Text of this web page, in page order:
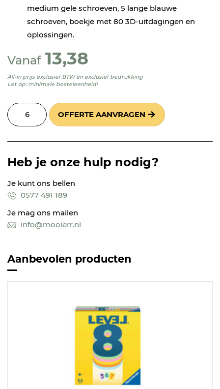
medium gele schroeven, 5 lange blauwe
schroeven, boekje met 80 3D-uitdagingen en
oplossingen.
Vanaf 13,38
All-in prijs exclusief BTW en exclusief bedrukking
Let op: minimale besteleenheid!
OFFERTE AANVRAGEN
Heb je onze hulp nodig?
Je kunt ons bellen
0577 491 189
Je mag ons mailen
info@mooierr.nl
Aanbevolen producten